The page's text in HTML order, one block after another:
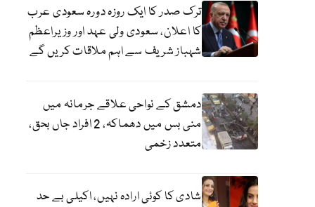
ترک صدر کا ایک روزہ دورہ سعودی عرب
کا اعلان، سعودی ولی عہد اور وزیراعظم
شہباز شریف سے اہم ملاقات کریں گے
دمشق کے نواحی علاقے جرمانہ میں
منی بس میں دھماکہ، 2 افراد جاں بحق،
متعدد زخمی
شادی کا کوئی ارادہ نہیں، اکیلی بے حد